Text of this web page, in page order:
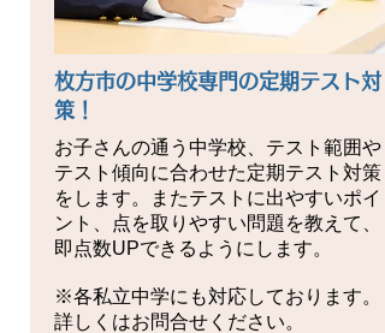
枚方市の中学校専門の定期テスト対
策！
お子さんの通う中学校、テスト範囲や
テスト傾向に合わせた定期テスト対策
をします。またテストに出やすいポイ
ント、点を取りやすい問題を教えて、
即点数UPできるようにします。
​※各私立中学にも対応しております。
詳しくはお問合せください。